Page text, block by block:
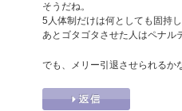
そうだね。
5人体制だけは何としても固持
あとゴタゴタさせた人はペナル
でも、メリー引退させられるか